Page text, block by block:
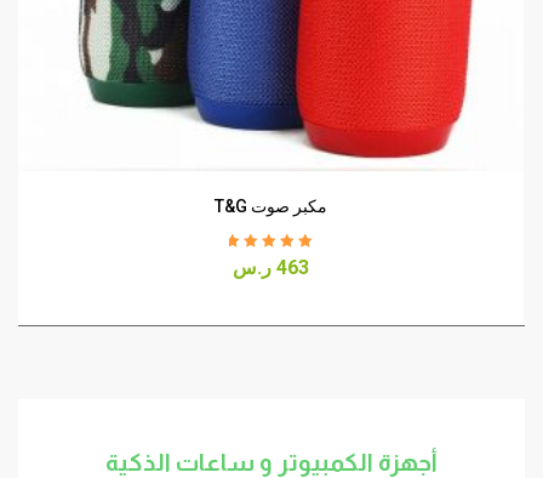
مكبر صوت T&G
5.00out
463 ر.س
أجهزة الكمبيوتر و ساعات الذكية